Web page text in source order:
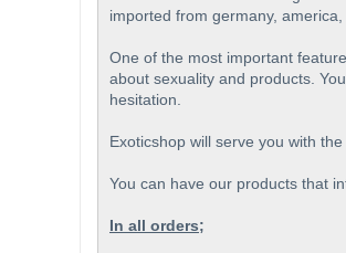
imported from germany,
One of the most important
about sexuality and products.
hesitation.
Exoticshop will serve you with
You can have our products that
In all orders;